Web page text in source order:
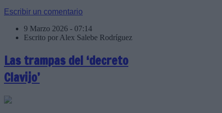
Escribir un comentario
9 Marzo 2026 - 07:14
Escrito por Alex Salebe Rodríguez
Las trampas del ‘decreto
Clavijo’